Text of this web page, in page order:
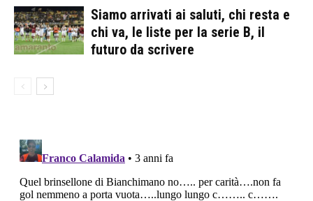
Siamo arrivati ai saluti, chi resta e
chi va, le liste per la serie B, il
futuro da scrivere